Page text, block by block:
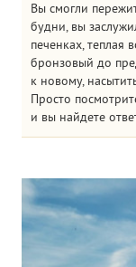
Вы смогли
будни, вы
печенках, теплая
бронзовый до
к новому,
Просто
и вы найдете